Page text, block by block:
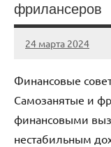
фрилансеров
24 марта 2024
stroyka_sl_r
Нет
Финансовые
Самозанятые и
финансовыми
нестабильным